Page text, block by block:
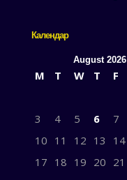
Календар
August 2026
M T W T F
3
4 5 6 7
10 11 12 13 14
17 18 19 20 21